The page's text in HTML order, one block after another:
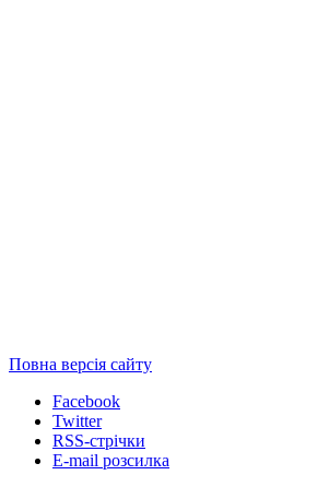
Повна версія сайту
Facebook
Twitter
RSS-стрічки
E-mail розсилка